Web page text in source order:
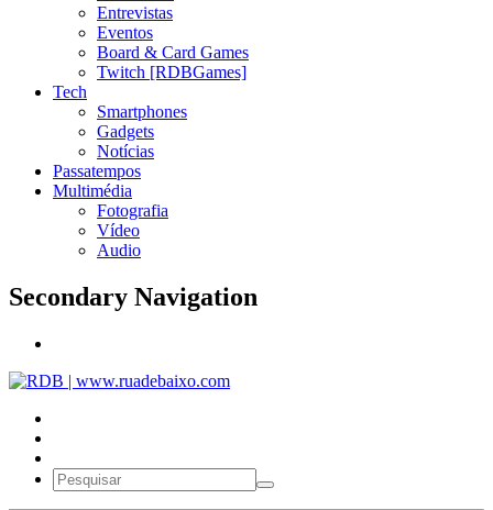
Entrevistas
Eventos
Board & Card Games
Twitch [RDBGames]
Tech
Smartphones
Gadgets
Notícias
Passatempos
Multimédia
Fotografia
Vídeo
Audio
Secondary Navigation